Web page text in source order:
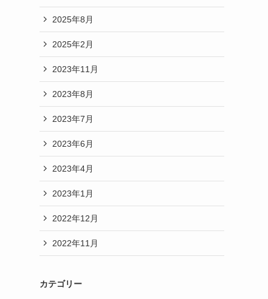
2025年8月
2025年2月
2023年11月
2023年8月
2023年7月
2023年6月
2023年4月
2023年1月
2022年12月
2022年11月
カテゴリー